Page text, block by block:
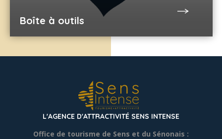
Boîte à outils
L'AGENCE D'ATTRACTIVITÉ SENS INTENSE
Office de tourisme de Sens et du Sénonais :